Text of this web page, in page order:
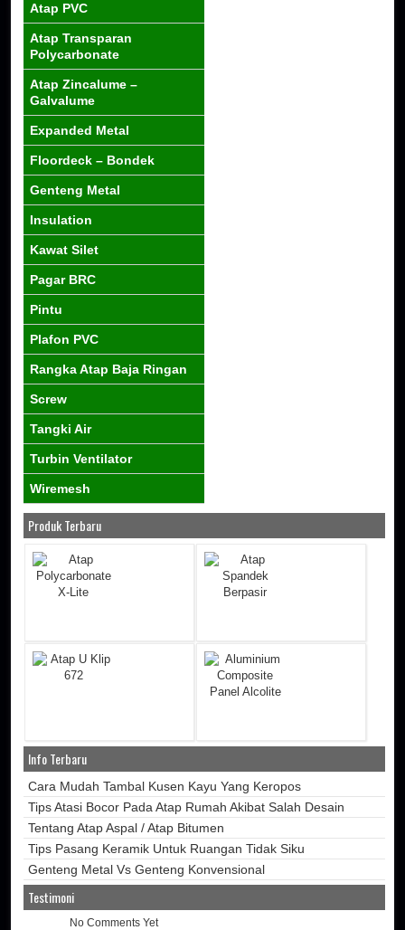
Atap PVC
Atap Transparan
Polycarbonate
Atap Zincalume –
Galvalume
Expanded Metal
Floordeck – Bondek
Genteng Metal
Insulation
Kawat Silet
Pagar BRC
Pintu
Plafon PVC
Rangka Atap Baja Ringan
Screw
Tangki Air
Turbin Ventilator
Wiremesh
Produk Terbaru
Info Terbaru
Cara Mudah Tambal Kusen Kayu Yang Keropos
Tips Atasi Bocor Pada Atap Rumah Akibat Salah Desain
Tentang Atap Aspal / Atap Bitumen
Tips Pasang Keramik Untuk Ruangan Tidak Siku
Genteng Metal Vs Genteng Konvensional
Testimoni
No Comments Yet